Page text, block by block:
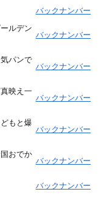
バックナンバー
ルデン
バックナンバー
パンで
バックナンバー
映え一
バックナンバー
もと爆
バックナンバー
おでか
バックナンバー
バックナンバー